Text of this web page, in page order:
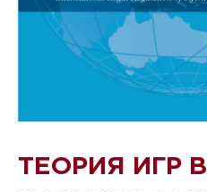
ТЕОРИЯ ИГР В